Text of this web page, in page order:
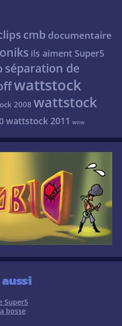
cmb documentaire
ils aiment Super5
séparation de
wattstock
2008 wattstock
wattstock 2011 wow
Super5
bosse